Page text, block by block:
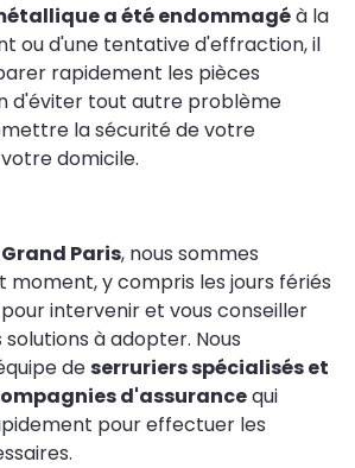
a été endommagéà la
ou d'une tentative d'effraction, il
rapidement les pièces
d'éviter tout autre problème
la sécurité de votre
domicile.
Paris, nous sommes
moment, y compris les jours fériés
intervenir et vous conseiller
à adopter. Nous
deserruriers spécialisés et
d'assurancequi
pour effectuer les